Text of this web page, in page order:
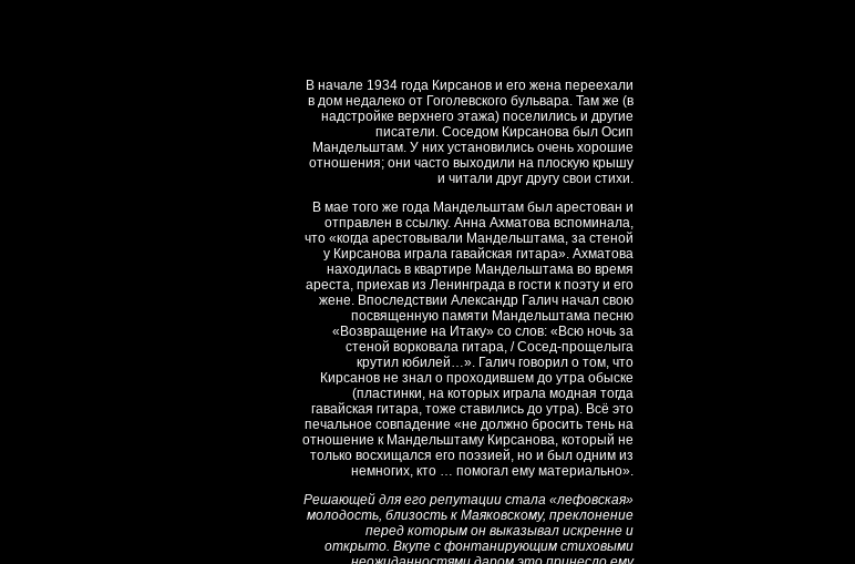
В начале 1934 года Кирсанов и его жена переехали
в дом недалеко от Гоголевского бульвара. Там же (в
надстройке верхнего этажа) поселились и другие
писатели. Соседом Кирсанова был Осип
Мандельштам. У них установились очень хорошие
отношения; они часто выходили на плоскую крышу
и читали друг другу свои стихи.
В мае того же года Мандельштам был арестован и
отправлен в ссылку. Анна Ахматова вспоминала,
что «когда арестовывали Мандельштама, за стеной
у Кирсанова играла гавайская гитара». Ахматова
находилась в квартире Мандельштама во время
ареста, приехав из Ленинграда в гости к поэту и его
жене. Впоследствии Александр Галич начал свою
посвященную памяти Мандельштама песню
«Возвращение на Итаку» со слов: «Всю ночь за
стеной ворковала гитара, / Сосед-прощелыга
крутил юбилей…». Галич говорил о том, что
Кирсанов не знал о проходившем до утра обыске
(пластинки, на которых играла модная тогда
гавайская гитара, тоже ставились до утра). Всё это
печальное совпадение «не должно бросить тень на
отношение к Мандельштаму Кирсанова, который не
только восхищался его поэзией, но и был одним из
немногих, кто … помогал ему материально».
Решающей для его репутации стала «лефовская»
молодость, близость к Маяковскому, преклонение
перед которым он выказывал искренне и
открыто. Вкупе с фонтанирующим стиховыми